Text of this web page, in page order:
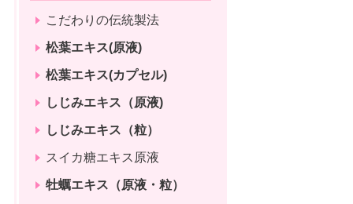
こだわりの伝統製法
松葉エキス(原液)
松葉エキス(カプセル)
しじみエキス（原液)
しじみエキス（粒）
スイカ糖エキス原液
牡蠣エキス（原液・粒）